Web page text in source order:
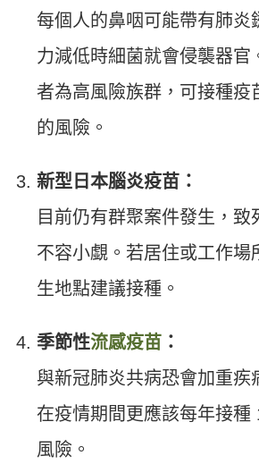
每個人的鼻咽可能帶有肺炎
力減低時細菌就會侵襲器官
者為高風險族群，可接種疫
的風險。
新型日本腦炎疫苗：
目前仍有群聚案件發生，致
不容小覷。若居住或工作場
生地點建議接種。
季節性流感疫苗 ：
與新冠肺炎共病恐會加重疾
在疫情期間更應該每年接種
風險。